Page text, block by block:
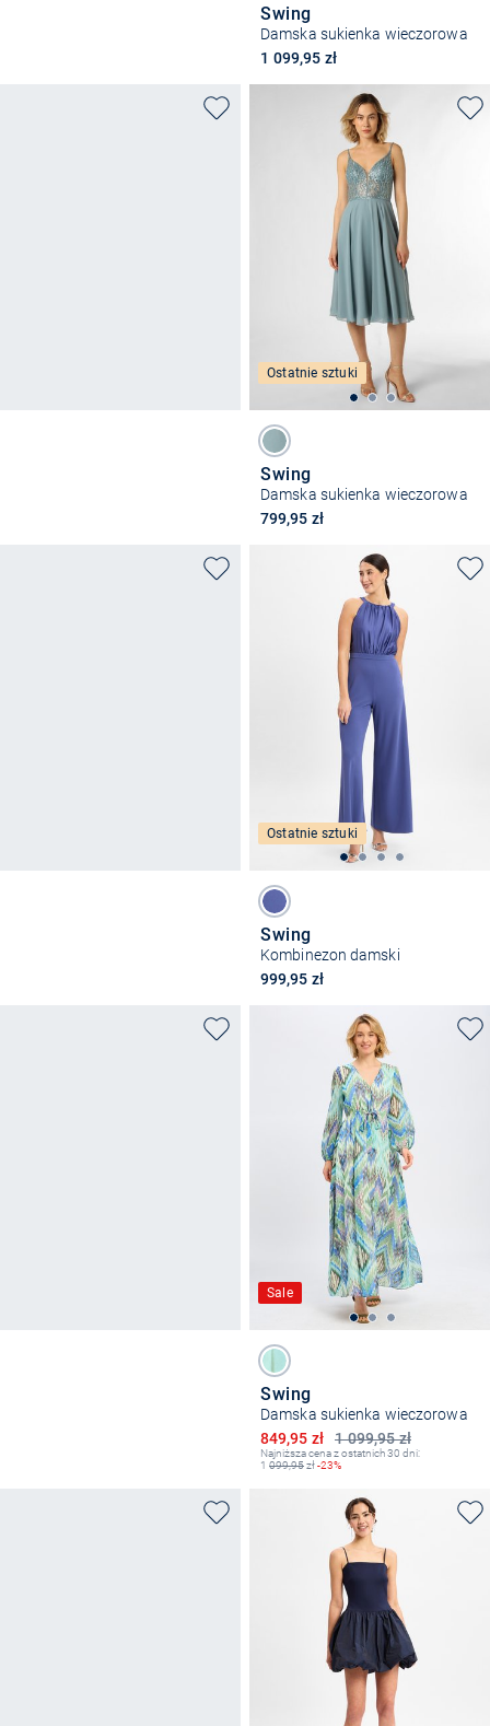
Swing
Damska sukienka wieczorowa
1 099,95 zł
Ostatnie sztuki
Swing
Damska sukienka wieczorowa
799,95 zł
Ostatnie sztuki
Swing
Kombinezon damski
999,95 zł
Sale
Swing
Damska sukienka wieczorowa
1 099,95 zł
Obniżona cena
849,95 zł
Najniższa cena z ostatnich 30 dni:
1 099,95zł-23%